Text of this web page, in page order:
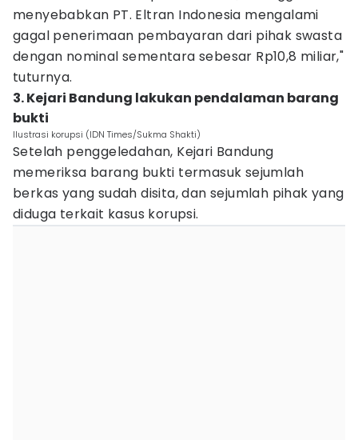
menyebabkan PT. Eltran Indonesia mengalami
gagal penerimaan pembayaran dari pihak swasta
dengan nominal sementara sebesar Rp10,8 miliar,"
tuturnya.
3. Kejari Bandung lakukan pendalaman barang
bukti
Ilustrasi korupsi (IDN Times/Sukma Shakti)
Setelah penggeledahan, Kejari Bandung
memeriksa barang bukti termasuk sejumlah
berkas yang sudah disita, dan sejumlah pihak yang
diduga terkait kasus korupsi.